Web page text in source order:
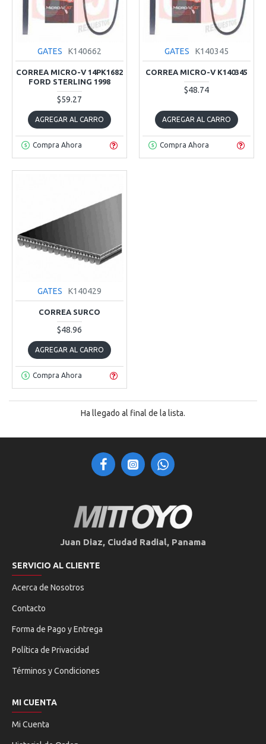
GATES K140662
CORREA MICRO-V 14PK1682
FORD STERLING 1998
$59.27
AGREGAR AL CARRO
Compra Ahora
GATES K140345
CORREA MICRO-V K140345
$48.74
AGREGAR AL CARRO
Compra Ahora
GATES K140429
CORREA SURCO
$48.96
AGREGAR AL CARRO
Compra Ahora
Ha llegado al final de la lista.
Juan Diaz, Ciudad Radial, Panama
SERVICIO AL CLIENTE
Acerca de Nosotros
Contacto
Forma de Pago y Entrega
Política de Privacidad
Términos y Condiciones
MI CUENTA
Mi Cuenta